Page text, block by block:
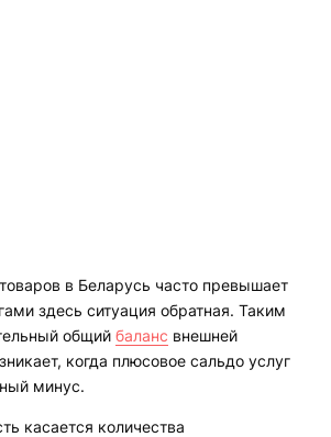
в Беларусь часто превышает
здесь ситуация обратная. Таким
общий баланс внешней
когда плюсовое сальдо услуг
минус.
касается количества